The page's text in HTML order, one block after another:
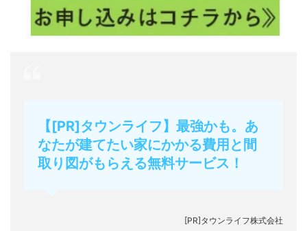
【[PR]タウンライフ】最強かも。あ
なたが建てたい家にかかる費用と間
取り図がもらえる無料サービス！
[PR]タウンライフ株式会社